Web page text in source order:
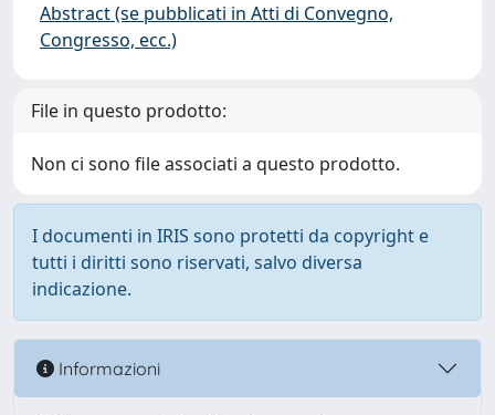
Abstract (se pubblicati in Atti di Convegno,
Congresso, ecc.)
File in questo prodotto:
Non ci sono file associati a questo prodotto.
I documenti in IRIS sono protetti da copyright e
tutti i diritti sono riservati, salvo diversa
indicazione.
Informazioni